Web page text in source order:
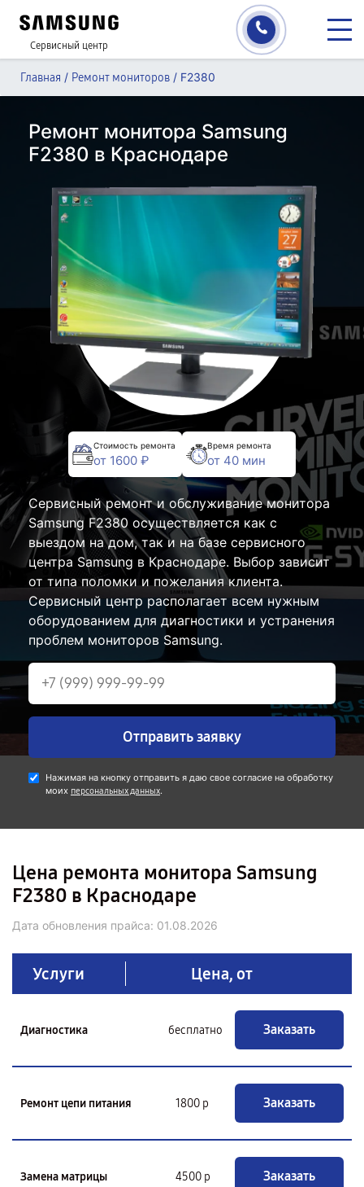
Сервисный центр
Главная / Ремонт мониторов / F2380
Ремонт монитора Samsung
F2380 в Краснодаре
Стоимость ремонта
от 1600 ₽
Время ремонта
от 40 мин
Сервисный ремонт и обслуживание монитора
Samsung F2380 осуществляется как с
выездом на дом, так и на базе сервисного
центра Samsung в Краснодаре. Выбор зависит
от типа поломки и пожелания клиента.
Сервисный центр располагает всем нужным
оборудованием для диагностики и устранения
проблем мониторов Samsung.
Отправить заявку
Нажимая на кнопку отправить я даю свое согласие на обработку
моих персональных данных.
Цена ремонта монитора Samsung
F2380 в Краснодаре
Дата обновления прайса: 01.08.2026
Услуги Цена, от
Диагностика бесплатно Заказать
Ремонт цепи питания 1800 р Заказать
Замена матрицы 4500 р Заказать